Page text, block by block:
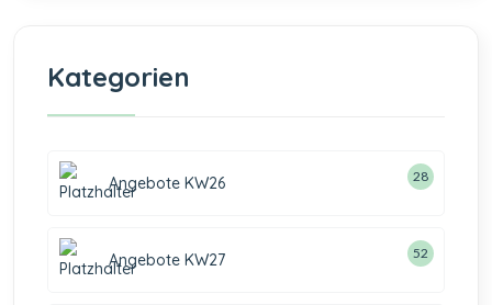
Kategorien
Angebote KW26 28
Angebote KW27 52